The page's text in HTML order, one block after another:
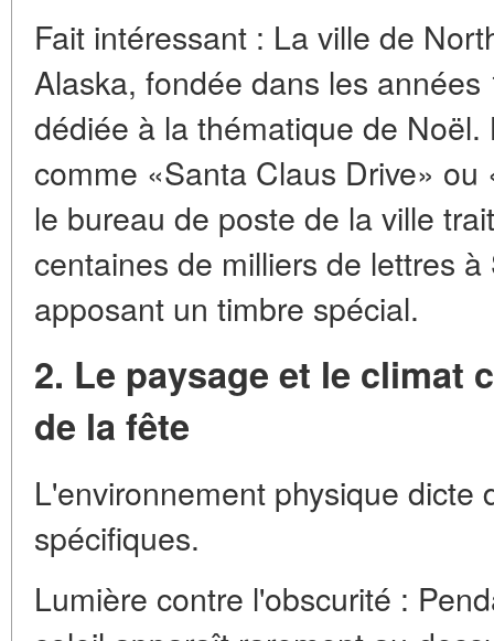
Fait intéressant : La ville de
Alaska, fondée dans les
dédiée à la thématique de
comme «Santa Claus Drive»
le bureau de poste de la ville
centaines de milliers de lettres
apposant un timbre spécial.
2. Le paysage et le climat
de la fête
L'environnement physique dicte
spécifiques.
Lumière contre l'obscurité :